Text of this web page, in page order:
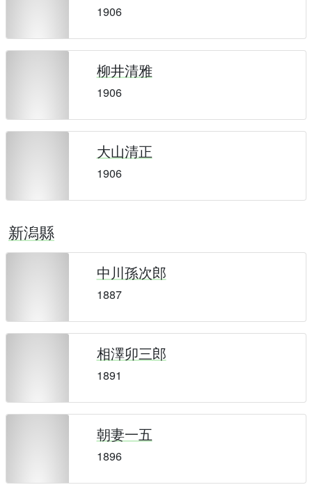
1906
柳井清雅
1906
大山清正
1906
新潟縣
中川孫次郎
1887
相澤卯三郎
1891
朝妻一五
1896